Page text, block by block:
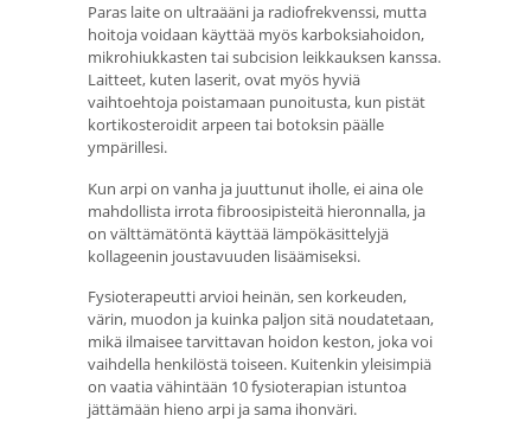
Paras laite on ultraääni ja radiofrekvenssi, mutta
hoitoja voidaan käyttää myös karboksiahoidon,
mikrohiukkasten tai subcision leikkauksen kanssa.
Laitteet, kuten laserit, ovat myös hyviä
vaihtoehtoja poistamaan punoitusta, kun pistät
kortikosteroidit arpeen tai botoksin päälle
ympärillesi.
Kun arpi on vanha ja juuttunut iholle, ei aina ole
mahdollista irrota fibroosipisteitä hieronnalla, ja
on välttämätöntä käyttää lämpökäsittelyjä
kollageenin joustavuuden lisäämiseksi.
Fysioterapeutti arvioi heinän, sen korkeuden,
värin, muodon ja kuinka paljon sitä noudatetaan,
mikä ilmaisee tarvittavan hoidon keston, joka voi
vaihdella henkilöstä toiseen. Kuitenkin yleisimpiä
on vaatia vähintään 10 fysioterapian istuntoa
jättämään hieno arpi ja sama ihonväri.